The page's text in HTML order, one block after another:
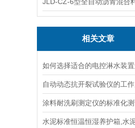
相关文章